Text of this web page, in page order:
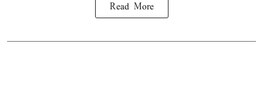
Read More